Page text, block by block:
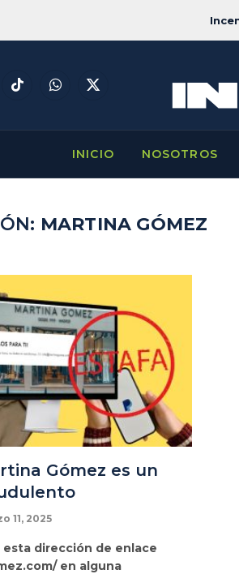
TikTokWhatsApp
X
INICIO NOSOTROS
MARTINA GÓMEZ
Gómez es un
11, 2025
esta dirección de enlace
en alguna